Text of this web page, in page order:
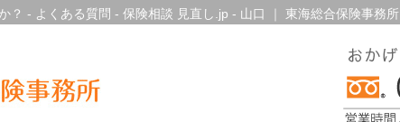
？ - よくある質問 - 保険相談 見直し.jp - 山口 ｜ 東海総合保険事務所